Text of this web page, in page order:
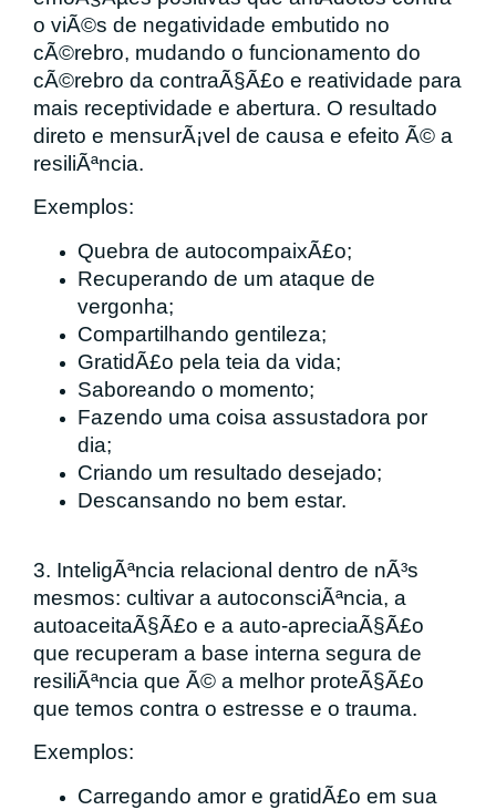
o viÃ©s de negatividade embutido no
cÃ©rebro, mudando o funcionamento do
cÃ©rebro da contraÃ§Ã£o e reatividade para
mais receptividade e abertura. O resultado
direto e mensurÃ¡vel de causa e efeito Ã© a
resiliÃªncia.
Exemplos:
Quebra de autocompaixÃ£o;
Recuperando de um ataque de
vergonha;
Compartilhando gentileza;
GratidÃ£o pela teia da vida;
Saboreando o momento;
Fazendo uma coisa assustadora por
dia;
Criando um resultado desejado;
Descansando no bem estar.
3. InteligÃªncia relacional dentro de nÃ³s
mesmos: cultivar a autoconsciÃªncia, a
autoaceitaÃ§Ã£o e a auto-apreciaÃ§Ã£o
que recuperam a base interna segura de
resiliÃªncia que Ã© a melhor proteÃ§Ã£o
que temos contra o estresse e o trauma.
Exemplos:
Carregando amor e gratidÃ£o em sua